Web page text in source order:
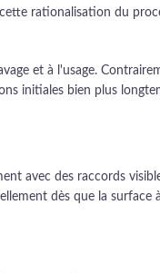
rationalisation du
et à l'usage.
initiales bien plus
avec des raccords
dès que la surface